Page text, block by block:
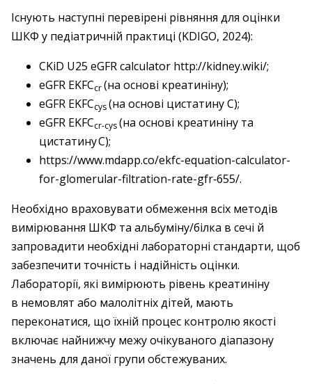
Існують наступні перевірені рівняння для оцінки
ШКФ у педіатричній практиці (KDIGO, 2024):
CKiD U25 eGFR calculator http://kidney.wiki/;
eGFR EKFCcr(на основі креатиніну);
eGFR EKFCcys(на основі цистатину С);
eGFR EKFCcr-cys(на основі креатиніну та
цистатину С);
https://www.mdapp.co/ekfc-equation-­calculator-
for-glomerular-­filtration-rate-gfr‑655/.
Необхідно враховувати обмеження всіх методів
вимірювання ШКФ та альбуміну/білка в сечі й
запровадити необхідні лабораторні стандарти, щоб
забезпечити точність і надійність оцінки.
Лабораторії, які вимірюють рівень креатиніну
в немовлят або малолітніх дітей, мають
переконатися, що їхній процес контролю якості
включає найнижчу межу очікуваного діапазону
значень для даної групи обстежуваних.